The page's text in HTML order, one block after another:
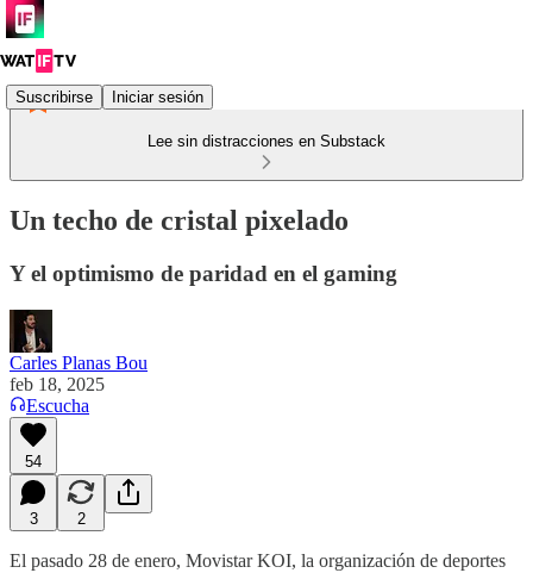
Suscribirse Iniciar sesión
Lee sin distracciones en Substack
Un techo de cristal pixelado
Y el optimismo de paridad en el gaming
Carles Planas Bou
feb 18, 2025
Escucha
54
3 2
El pasado 28 de enero, Movistar KOI, la organización de deportes